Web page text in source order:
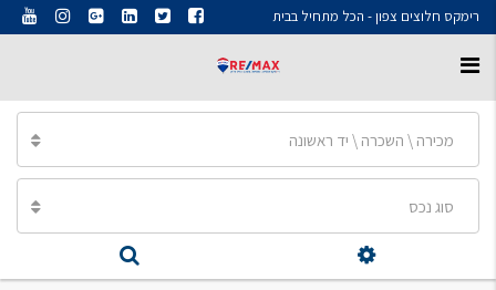
רימקס חלוצים צפון - הכל מתחיל בבית
מכירה \ השכרה \ יד ראשונה
סוג נכס